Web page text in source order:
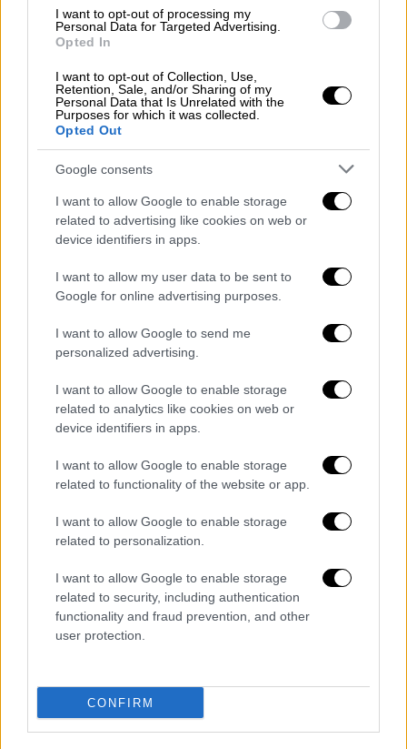
I want to opt-out of processing my
Personal Data for Targeted Advertising.
Opted In
I want to opt-out of Collection, Use,
Retention, Sale, and/or Sharing of my
Personal Data that Is Unrelated with the
Purposes for which it was collected.
Opted Out
Google consents
I want to allow Google to enable storage
related to advertising like cookies on web or
device identifiers in apps.
I want to allow my user data to be sent to
Google for online advertising purposes.
I want to allow Google to send me
personalized advertising.
I want to allow Google to enable storage
related to analytics like cookies on web or
device identifiers in apps.
I want to allow Google to enable storage
related to functionality of the website or app.
I want to allow Google to enable storage
related to personalization.
I want to allow Google to enable storage
related to security, including authentication
functionality and fraud prevention, and other
user protection.
CONFIRM
Οι σοβαρές επιφυλάξεις της κοινής
γνώμης, η συρρίκνωση των ποσοστών
του ΣΥΡΙΖΑ και το πρόβλημα των
ονομάτων
Παρά την καταγεγραμμένη δυναμική, η
ποιοτική ανάλυση των τάσεων, αποκαλύπτει
βαθιές και κραυγαλέες αντιφάσεις στο σώμα
των ψηφοφόρων, οι οποίες αποτυπώνονται
ανάγλυφα σε όλες τις επιμέρους μετρήσεις
των εταιρειών. Οι πολίτες από τη μία
πλευρά ζητούν επιτακτικά την πλήρη
ανατροπή του σημερινού πολιτικού
σκηνικού, στηρίζοντας δημοσκοπικά τα νέα
σχήματα, αλλά ταυτόχρονα διατηρούν
έντονες επιφυλάξεις, χαρακτηρίζοντάς τα
σε μεγάλο ποσοστό ως«πυροτεχνήματα»
Μέσα σε αυτό το απόλυτα ρευστό
περιβάλλον, το μόνο δεδομένο που
αποκρυσταλλώνεται με απόλυτη σαφήνεια
είναι η συρρίκνωση των ποσοστών του
ΣΥΡΙΖΑ, ο οποίος κατακρημνίζεται ιστορικά
και οδηγείται σε... εξαέρωση,
της τάξης του 1,46% .
Τα ποσοστά τουΣΥΡΙΖΑανά εταιρεία
επιβεβαιώνουν τη διάλυση:
2,00%, GPO 1,10%, Metron Analysis 1,80%,
Prorata 2,00%, Marc 1,50%, Palmos Analysis
1,50% και Interview 0,60%.Κοινή συνισταμένη